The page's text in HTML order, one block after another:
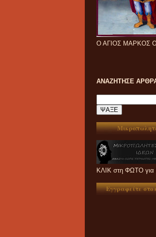
Ο ΑΓΙΟΣ ΜΑΡΚΟΣ
ΑΝΑΖΗΤΗΣΕ
ΚΛΙΚ στη ΦΩΤΟ
Εγγραφείτε στο